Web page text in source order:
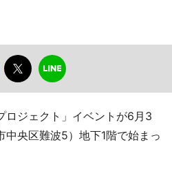
ジェクト」イベントが6月3
中央区難波5）地下1階で始まっ